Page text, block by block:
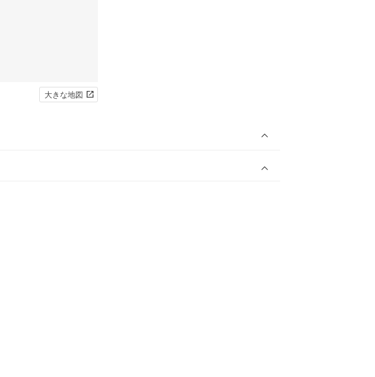
大きな地図